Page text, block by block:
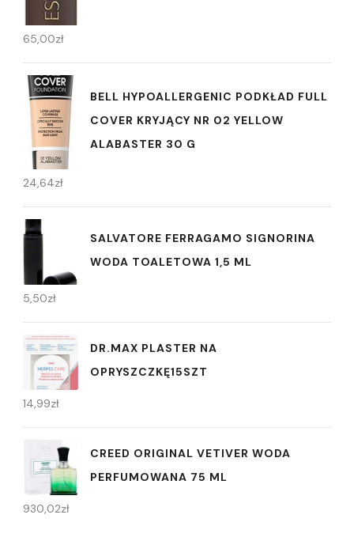
65,00zł
BELL HYPOALLERGENIC PODKŁAD FULL
COVER KRYJĄCY NR 02 YELLOW
ALABASTER 30 G
24,64zł
SALVATORE FERRAGAMO SIGNORINA
WODA TOALETOWA 1,5 ML
5,50zł
DR.MAX PLASTER NA
OPRYSZCZKĘ15SZT
14,99zł
CREED ORIGINAL VETIVER WODA
PERFUMOWANA 75 ML
930,02zł